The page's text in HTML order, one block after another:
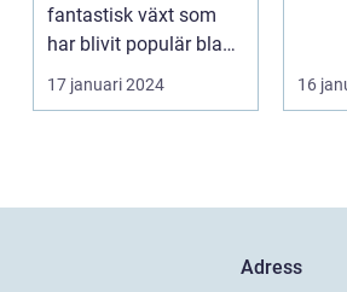
fantastisk växt som
har blivit populär bland
trädgårdsentusiast...
17 januari 2024 16
Adress